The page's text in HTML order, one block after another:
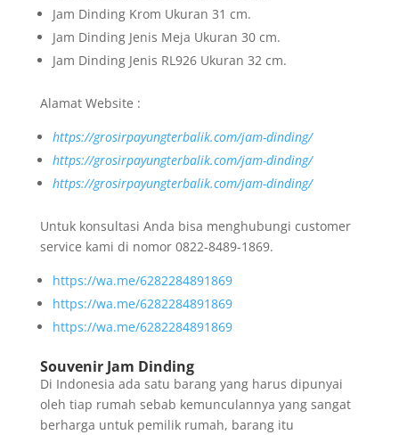
Jam Dinding Krom Ukuran 31 cm.
Jam Dinding Jenis Meja Ukuran 30 cm.
Jam Dinding Jenis RL926 Ukuran 32 cm.
Alamat Website :
https://grosirpayungterbalik.com/jam-dinding/
https://grosirpayungterbalik.com/jam-dinding/
https://grosirpayungterbalik.com/jam-dinding/
Untuk konsultasi Anda bisa menghubungi customer
service kami di nomor 0822-8489-1869.
https://wa.me/6282284891869
https://wa.me/6282284891869
https://wa.me/6282284891869
Souvenir Jam Dinding
Di Indonesia ada satu barang yang harus dipunyai
oleh tiap rumah sebab kemunculannya yang sangat
berharga untuk pemilik rumah, barang itu